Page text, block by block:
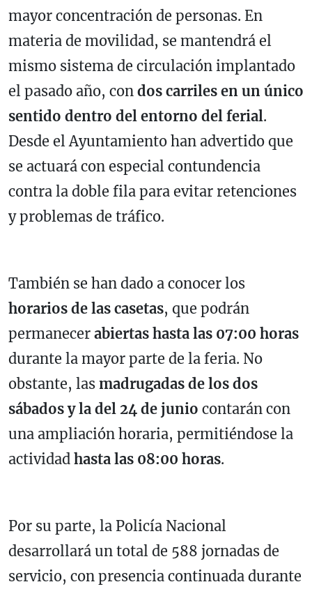
mayor concentración de personas. En
materia de movilidad, se mantendrá el
mismo sistema de circulación implantado
el pasado año, con dos carriles en un único
sentido dentro del entorno del ferial.
Desde el Ayuntamiento han advertido que
se actuará con especial contundencia
contra la doble fila para evitar retenciones
y problemas de tráfico.
También se han dado a conocer los
horarios de las casetas, que podrán
permanecer abiertas hasta las 07:00 horas
durante la mayor parte de la feria. No
obstante, las madrugadas de los dos
sábados y la del 24 de junio contarán con
una ampliación horaria, permitiéndose la
actividad hasta las 08:00 horas.
Por su parte, la Policía Nacional
desarrollará un total de 588 jornadas de
servicio, con presencia continuada durante